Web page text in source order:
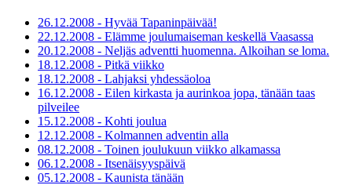
26.12.2008 - Hyvää Tapaninpäivää!
22.12.2008 - Elämme joulumaiseman keskellä Vaasassa
20.12.2008 - Neljäs adventti huomenna. Alkoihan se loma.
18.12.2008 - Pitkä viikko
18.12.2008 - Lahjaksi yhdessäoloa
16.12.2008 - Eilen kirkasta ja aurinkoa jopa, tänään taas
pilveilee
15.12.2008 - Kohti joulua
12.12.2008 - Kolmannen adventin alla
08.12.2008 - Toinen joulukuun viikko alkamassa
06.12.2008 - Itsenäisyyspäivä
05.12.2008 - Kaunista tänään